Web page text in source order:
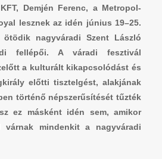
Demjén Ferenc, a Metropol-
lesznek az idén június 19–25.
nagyváradi Szent László
fellépői. A váradi fesztivál
a kulturált kikapcsolódást és
előtti tisztelgést, alakjának
történő népszerűsítését tűzték
ez másként idén sem, amikor
mindenkit a nagyváradi